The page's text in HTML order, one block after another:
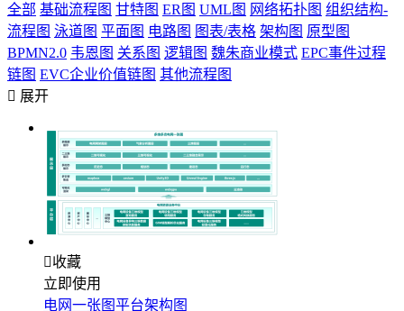
全部 基础流程图 甘特图 ER图 UML图 网络拓扑图 组织结构-
流程图 泳道图 平面图 电路图 图表/表格 架构图 原型图
BPMN2.0 韦恩图 关系图 逻辑图 魏朱商业模式 EPC事件过程
链图 EVC企业价值链图 其他流程图
 展开
收藏
立即使用
电网一张图平台架构图